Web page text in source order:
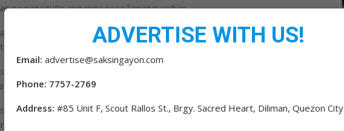
na panagutin ang mga nasa kapangyarihan.
ni Marcoleta. Hindi ito ordinaryong bangayan sa pulitika. Usapin ito ng
mahalaga sa demokrasya.
kuwestiyunin. Maaari itong singilin sa pagkakamali. Ngunit ang walang
hindi kritisismo. Paninira ito.
ng publiko, dapat siyang magsalita batay sa ebidensya at hindi sa mga
ng higit na pagkakahati-hati. Ang mga mamamahayag ay may tungkuling
ADVERTISE WITH US!
Email: advertise@saksingayon.com
Phone: 7757-2769
Address: #85 Unit F, Scout Rallos St., Brgy. Sacred Heart, Diliman, Quezon City